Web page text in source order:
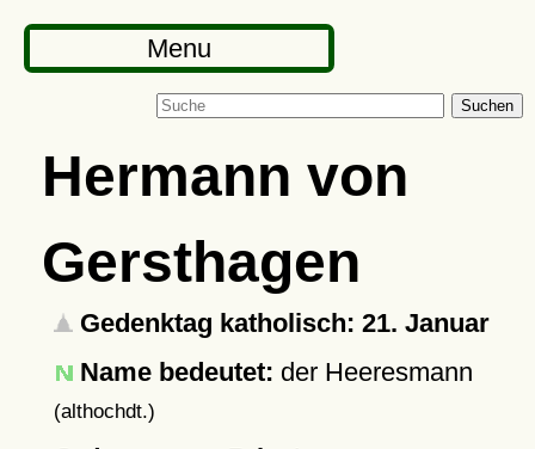
Menu
Suchen
Hermann von
Gersthagen
Gedenktag katholisch: 21. Januar
Name bedeutet: der Heeresmann
(althochdt.)